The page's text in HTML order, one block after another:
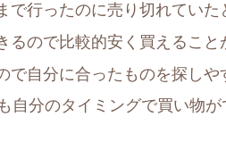
で行ったのに売り切れていた
るので比較的安く買えること
で自分に合ったものを探しや
自分のタイミングで買い物が